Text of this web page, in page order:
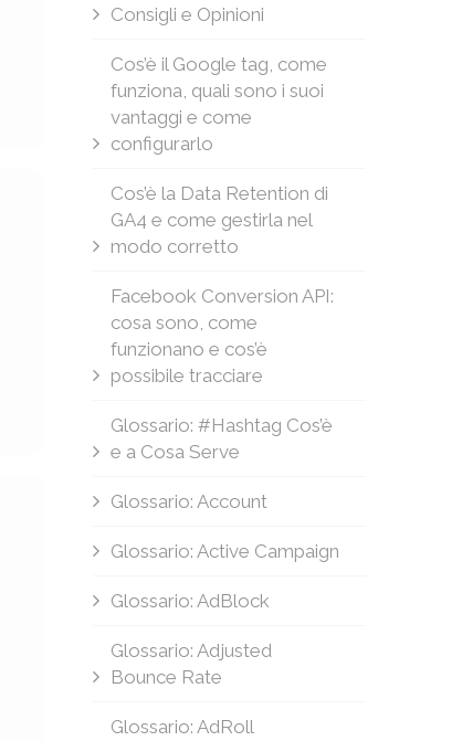
Consigli e Opinioni
Cos’è il Google tag, come
funziona, quali sono i suoi
vantaggi e come
configurarlo
Cos’è la Data Retention di
GA4 e come gestirla nel
modo corretto
Facebook Conversion API:
cosa sono, come
funzionano e cos’è
possibile tracciare
Glossario: #Hashtag Cos’è
e a Cosa Serve
Glossario: Account
Glossario: Active Campaign
Glossario: AdBlock
Glossario: Adjusted
Bounce Rate
Glossario: AdRoll